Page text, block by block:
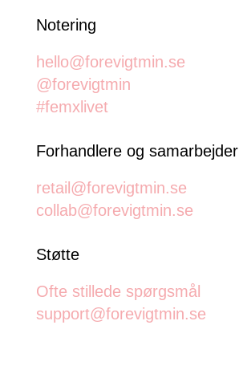
Notering
hello@forevigtmin.se
@forevigtmin
#femxlivet
Forhandlere og samarbejder
retail@forevigtmin.se
collab@forevigtmin.se
Støtte
Ofte stillede spørgsmål
support@forevigtmin.se